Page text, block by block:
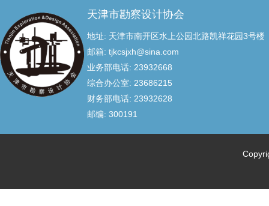
天津市勘察设计协会
地址: 天津市南开区水上公园北路凯祥花园3号楼
邮箱: tjkcsjxh@sina.com
业务部电话: 23932668
综合办公室: 23686215
财务部电话: 23932628
邮编: 300191